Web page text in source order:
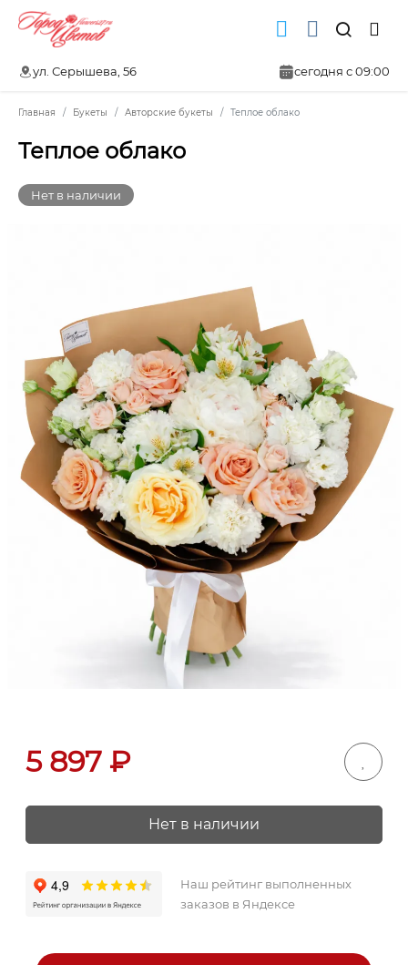
ул. Серышева, 56 сегодня с 09:00
Главная Букеты Авторские букеты Теплое облако
Теплое облако
Нет в наличии
5 897 ₽
Нет в наличии
Наш рейтинг выполненных
заказов в Яндексе